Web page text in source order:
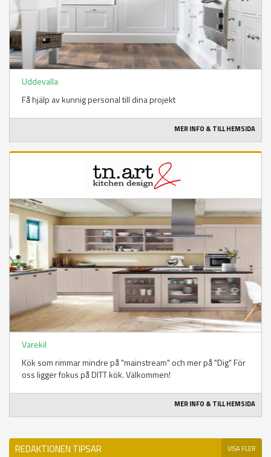
Uddevalla
Få hjälp av kunnig personal till dina projekt
MER INFO & TILL HEMSIDA
Varekil
Kök som rimmar mindre på "mainstream" och mer på "Dig" För
oss ligger fokus på DITT kök. Välkommen!
MER INFO & TILL HEMSIDA
REDAKTIONEN TIPSAR VISA FLER